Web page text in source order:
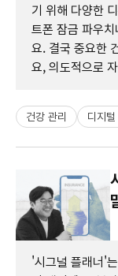
기 위해 다양한
트폰 잠금 파우
요. 결국 중요한
요, 의도적으로
건강 관리 디지털
'시그널 플래너'